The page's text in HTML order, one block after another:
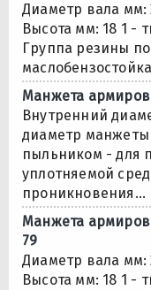
Диаметр вала
Высота мм: 18 1 -
Группа резины по
Манжета
Внутренний
диаметр манжеты
пыльником - для
уплотняемой
проникновения...
Манжета
79
Диаметр вала мм:
Высота мм: 18 1 -